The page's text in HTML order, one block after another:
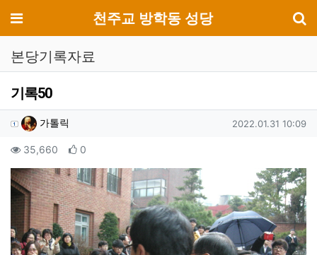
메뉴 천주교 방학동 성당
본당기록자료
기록50
작성자 정보
가톨릭 작성일
2022.01.31 10:09
컨텐츠 정보
35,660 조회 0
본문